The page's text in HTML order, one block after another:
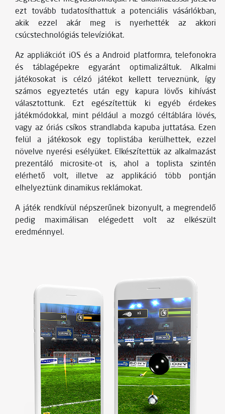
ezt tovább tudatosíthattuk a potenciális vásárlókban,
akik ezzel akár meg is nyerhették az akkori
csúcstechnológiás televíziókat.
Az appliákciót iOS és a Android platformra, telefonokra
és táblagépekre egyaránt optimalizáltuk. Alkalmi
játékosokat is célzó játékot kellett terveznünk, így
számos egyeztetés után egy kapura lövős kihívást
választottunk. Ezt egészítettük ki egyéb érdekes
játékmódokkal, mint például a mozgó céltáblára lövés,
vagy az óriás csíkos strandlabda kapuba juttatása. Ezen
felül a játékosok egy toplistába kerülhettek, ezzel
növelve nyerési esélyüket. Elkészítettük az alkalmazást
prezentáló microsite-ot is, ahol a toplista szintén
elérhető volt, illetve az applikáció több pontján
elhelyeztünk dinamikus reklámokat.
A játék rendkívül népszerűnek bizonyult, a megrendelő
pedig maximálisan elégedett volt az elkészült
eredménnyel.